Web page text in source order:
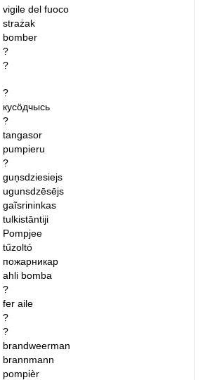
vigile del fuoco
strażak
bomber
?
?
?
кусӧдчысь
?
tangasor
pumpieru
?
guņsdziesiejs
ugunsdzēsējs
gaĩsrininkas
tulkistāntiji
Pompjee
tűzoltó
пожарникар
ahli bomba
?
fer aile
?
?
brandweerman
brannmann
pompièr